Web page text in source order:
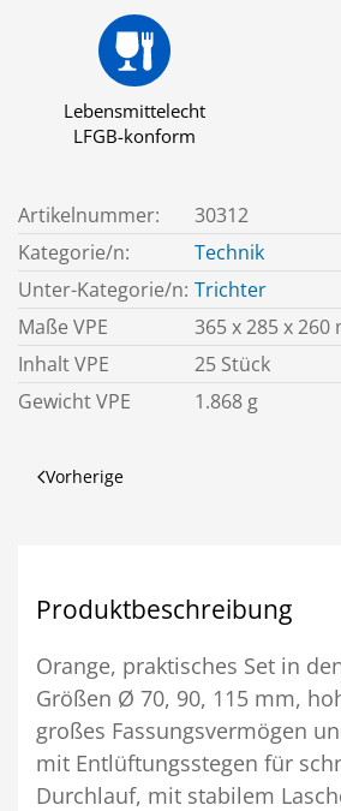
Lebensmittelecht
LFGB-konform
Artikelnummer:
30312
Kategorie/n:
Technik
Unter-Kategorie/n: Trichter
Maße VPE
365 x 285 x 260
Inhalt VPE
25 Stück
Gewicht VPE
1.868 g
Vorherige
Produktbeschreibung
Orange, praktisches Set in
Größen Ø 70, 90, 115 mm,
großes Fassungsvermögen
mit Entlüftungsstegen für
Durchlauf, mit stabilem